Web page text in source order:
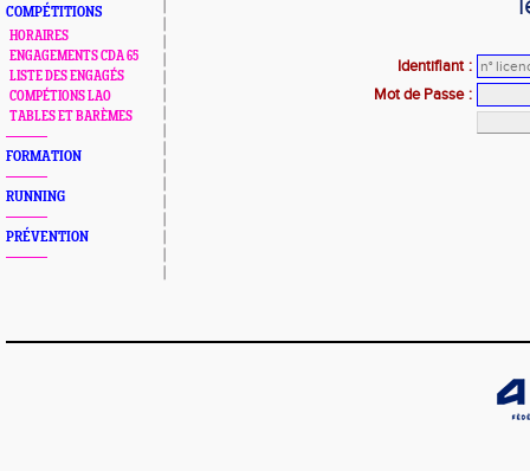
COMPÉTITIONS
HORAIRES
ENGAGEMENTS CDA 65
LISTE DES ENGAGÉS
COMPÉTIONS LAO
TABLES ET BARÈMES
FORMATION
RUNNING
PRÉVENTION
Identifiant :
Mot de Passe :